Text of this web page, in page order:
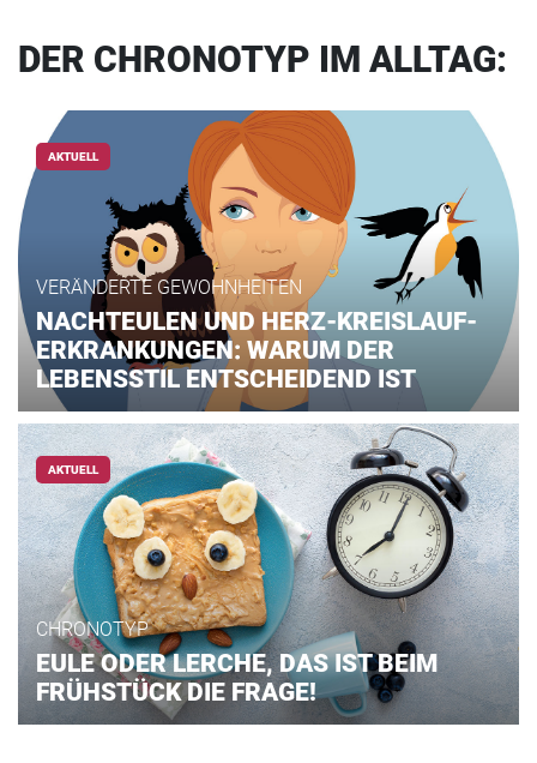
DER CHRONOTYP IM ALLTAG:
AKTUELL
VERÄNDERTE GEWOHNHEITEN
NACHTEULEN UND HERZ-KREISLAUF-
ERKRANKUNGEN: WARUM DER
LEBENSSTIL ENTSCHEIDEND IST
AKTUELL
CHRONOTYP
EULE ODER LERCHE, DAS IST BEIM
FRÜHSTÜCK DIE FRAGE!